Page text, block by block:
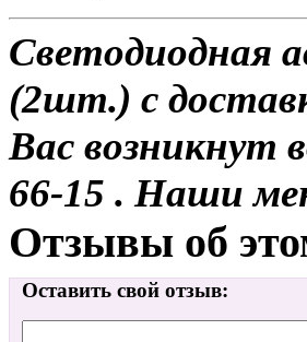
Светодиодная
(2шт.) с
Вас возникнут
66-15 . Наши
Отзывы об
Оставить свой отзыв: